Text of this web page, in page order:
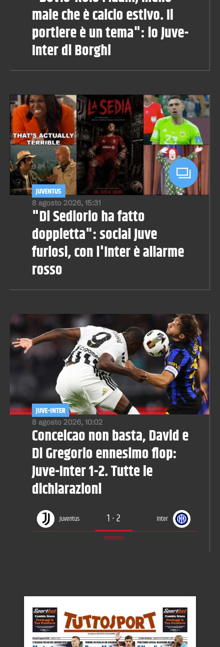
male che è calcio estivo. Il
portiere è un tema": lo Juve-
Inter di Borghi
8 agosto 2026, 15:31
JUVENTUS
"Di Sediorio ha fatto
doppietta": social Juve
furiosi, con l'Inter è allarme
rosso
8 agosto 2026, 10:02
JUVE-INTER
Conceicao non basta, David e
Di Gregorio ennesimo flop:
Juve-Inter 1-2. Tutte le
dichiarazioni
Juventus 1-2 Inter
Terminata